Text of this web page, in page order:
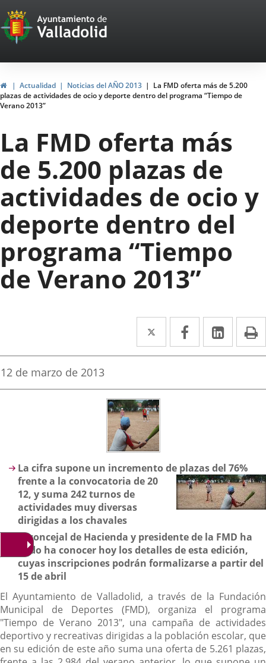
Portal
Web
del
Ayuntamiento
de
Valladolid
HomeActualidad Noticias del AÑO 2013
La FMD oferta más de 5.200
plazas de actividades de ocio y deporte dentro del programa “Tiempo de
Verano 2013”
La FMD oferta más
de 5.200 plazas de
actividades de ocio y
deporte dentro del
programa “Tiempo
de Verano 2013”
Twitter
Enlace
a
aplicación
externa.
Facebook
Enlace
a
aplicación
Enlace
a
Fecha
la
12 de marzo de 2013
Descripción
La cifra supone un incremento de plazas del 76%
frente a la convocatoria de 20
12, y suma 242 turnos de
actividades muy diversas
dirigidas a los chavales
El concejal de Hacienda y presidente de la FMD ha
dado ha conocer hoy los detalles de esta edición,
cuyas inscripciones podrán formalizarse a partir del
15 de abril
El Ayuntamiento de Valladolid, a través de la Fundación
Municipal de Deportes (FMD), organiza el programa
"Tiempo de Verano 2013", una campaña de actividades
deportivo y recreativas dirigidas a la población escolar, que
en su edición de este año suma una oferta de 5.261 plazas,